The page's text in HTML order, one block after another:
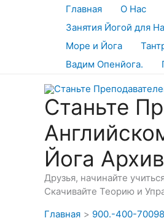
Главная О Нас
Занятия Йогой для
Море и Йога
Вадим Опенйога.
Станьте
Йога
Друзья, начинайте
Скачивайте Теорию и
Главная
900.-400-